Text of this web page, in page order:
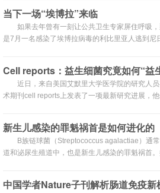
的生长。
当下一场“埃博拉”来临
如果去年曾有一刻让公共卫生专家屏住呼吸
是7月一名感染了埃博拉病毒的利比里亚人逃到尼
Cell reports：益生细菌究竟如何“益
近日，来自美国艾默里大学医学院的研究人
术期刊cell reports上发表了一项最新研究进展，
新生儿感染的罪魁祸首是如何进化的
B族链球菌（Streptococcus agalactiae）通
道和泌尿生殖道中，也是新生儿感染的罪魁祸首
儿的过程中似乎已经突变。
中国学者Nature子刊解析肠道免疫新